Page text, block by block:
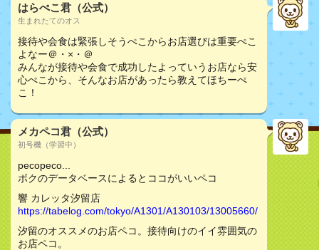
はらぺこ君（公式）
生まれたてのオス
接待や会食は緊張しそうぺこからお店選びは重要ぺこ
よなー＠・×・＠
みんなが接待や会食で成功したよっていうお店なら安
心ぺこから、そんなお店があったら教えてほちーぺ
こ！
メカペコ君（公式）
初号機（学習中）
pecopeco...
ボクのデータベースによるとココがいいペコ
響 カレッタ汐留店
https://tabelog.com/tokyo/A1301/A130103/13005660/
汐留のオススメのお店ペコ。接待向けのイイ雰囲気の
お店ペコ。